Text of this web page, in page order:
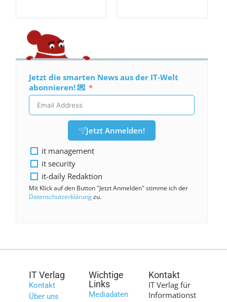
Jetzt die smarten News aus der IT-Welt
abonnieren! 💌
Jetzt Anmelden!
it management
it security
it-daily Redaktion
Mit Klick auf den Button "Jetzt Anmelden" stimme ich der
Datenschutzerklärungzu.
IT Verlag
Kontakt
Über uns
Wichtige
Links
Mediadaten
Kontakt
IT Verlag für
Informationst